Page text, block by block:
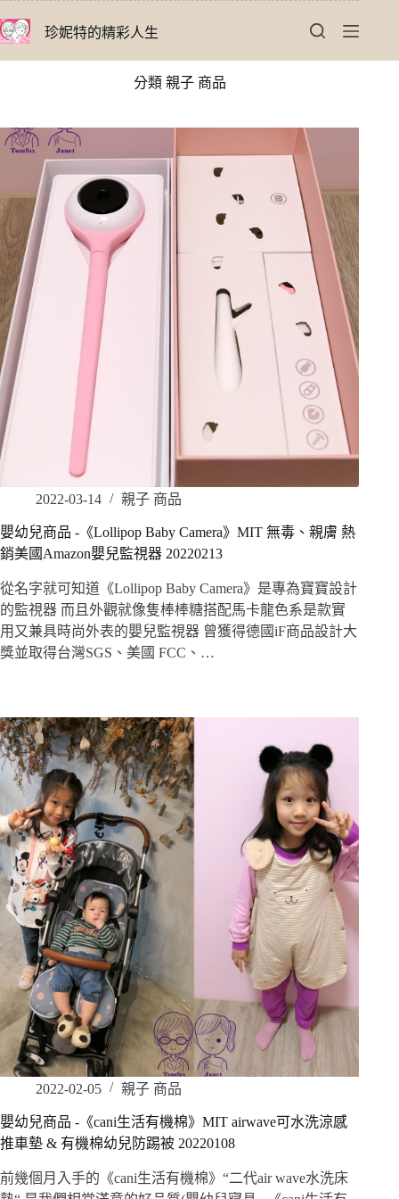
至
珍妮特的精彩人生
分類 親子 商品
2022-03-14 親子 商品
嬰幼兒商品 -《Lollipop Baby Camera》MIT 無毒、親膚 熱
銷美國Amazon嬰兒監視器 20220213
從名字就可知道《Lollipop Baby Camera》是專為寶寶設計
的監視器 而且外觀就像隻棒棒糖搭配馬卡龍色系是款實
用又兼具時尚外表的嬰兒監視器 曾獲得德國iF商品設計大
獎並取得台灣SGS、美國 FCC、…
2022-02-05 親子 商品
嬰幼兒商品 -《cani生活有機棉》MIT airwave可水洗涼感
推車墊 & 有機棉幼兒防踢被 20220108
前幾個月入手的《cani生活有機棉》“二代air wave水洗床